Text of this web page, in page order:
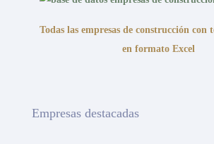
Todas las empresas de construcción con
en formato Excel
Empresas destacadas